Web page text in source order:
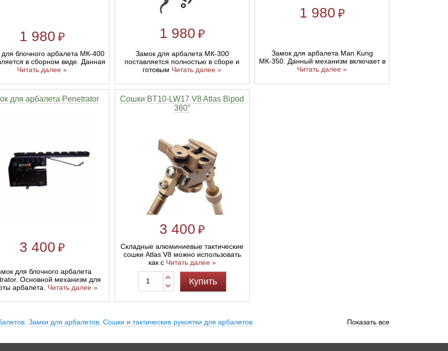
1 980 ₽
блочного арбалета МК-400
в сборном виде. Данная
Читать далее »
1 980 ₽
Замок для арбалета МК-300
поставляется полностью в сборе и
готовым Читать далее »
1 980 ₽
Замок для арбалета Man Kung
МК-350. Данный механизм включает в
Читать далее »
для арбалета Penetrator
3 400 ₽
для блочного арбалета
Основной механизм для
арбалета. Читать далее »
Сошки BT10-LW17 V8 Atlas Bipod
360°
3 400 ₽
Складные алюминиевые тактические
сошки Atlas V8 можно использовать
как с Читать далее »
Купить
Замки для арбалетов Сошки и тактические рукоятки для арбалетов Показать все